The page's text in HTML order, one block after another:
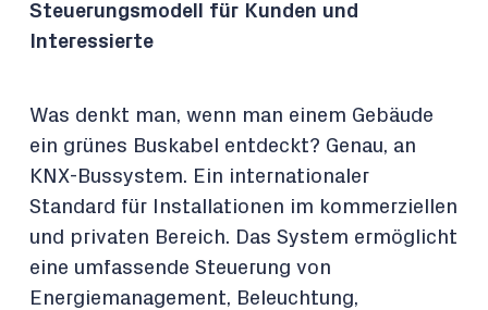
Steuerungsmodell für Kunden und
Interessierte
Was denkt man, wenn man einem Gebäude
ein grünes Buskabel entdeckt? Genau, an
KNX-Bussystem. Ein internationaler
Standard für Installationen im kommerziellen
und privaten Bereich. Das System ermöglicht
eine umfassende Steuerung von
Energiemanagement, Beleuchtung,